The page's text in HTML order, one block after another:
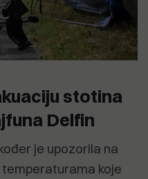
stotina
Delfin
je upozorila na
koje